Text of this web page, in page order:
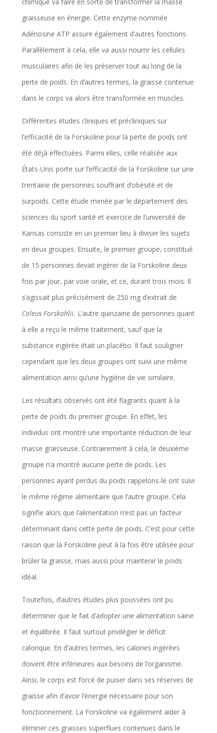
graisseuse en énergie. Cette enzyme nommée
Adénosine ATP assure également d’autres fonctions.
Parallèlement à cela, elle va aussi nourrir les cellules
musculaires afin de les préserver tout au long de la
perte de poids. En d’autres termes, la graisse contenue
dans le corps va alors être transformée en muscles.
Différentes études cliniques et précliniques sur
l’efficacité de la Forskoline pour la perte de poids ont
été déjà effectuées. Parmi elles, celle réalisée aux
États-Unis porte sur l’efficacité de la Forskoline sur une
trentaine de personnes souffrant d’obésité et de
surpoids. Cette étude menée par le département des
sciences du sport santé et exercice de l’université de
Kansas consiste en un premier lieu à diviser les sujets
en deux groupes. Ensuite, le premier groupe, constitué
de 15 personnes devait ingérer de la Forskoline deux
fois par jour, par voie orale, et ce, durant trois mois. Il
s’agissait plus précisément de 250 mg d’extrait de
Coleus Forskohlii. L’autre quinzaine de personnes quant
à elle a reçu le même traitement, sauf que la
substance ingérée était un placébo. Il faut souligner
cependant que les deux groupes ont suivi une même
alimentation ainsi qu’une hygiène de vie similaire.
Les résultats observés ont été flagrants quant à la
perte de poids du premier groupe. En effet, les
individus ont montré une importante réduction de leur
masse graisseuse. Contrairement à cela, le deuxième
groupe n’a montré aucune perte de poids. Les
personnes ayant perdus du poids rappelons-le ont suivi
le même régime alimentaire que l’autre groupe. Cela
signifie alors que l’alimentation n’est pas un facteur
déterminant dans cette perte de poids. C’est pour cette
raison que la Forskoline peut à la fois être utilisée pour
brûler la graisse, mais aussi pour maintenir le poids
idéal.
Toutefois, d’autres études plus poussées ont pu
déterminer que le fait d’adopter une alimentation saine
et équilibrée. Il faut surtout privilégier le déficit
calorique. En d’autres termes, les calories ingérées
doivent être inférieures aux besoins de l’organisme.
Ainsi, le corps est forcé de puiser dans ses réserves de
graisse afin d’avoir l’énergie nécessaire pour son
fonctionnement. La Forskoline va également aider à
éliminer ces graisses superflues contenues dans le